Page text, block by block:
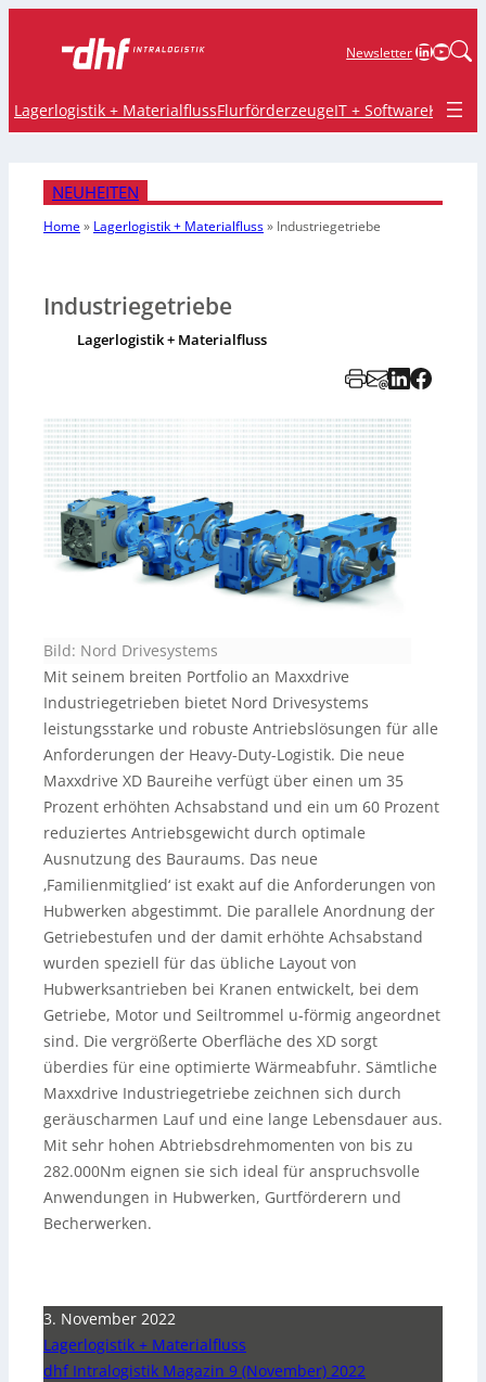
NewsletterLinkedIn
Lagerlogistik + MaterialflussFlurförderzeugeIT + SoftwareKrane
NEUHEITEN
Home» Lagerlogistik + Materialfluss» Industriegetriebe
Industriegetriebe
Lagerlogistik + Materialfluss
Bild: Nord Drivesystems
Mit seinem breiten Portfolio an Maxxdrive
Industriegetrieben bietet Nord Drivesystems
leistungsstarke und robuste Antriebslösungen für alle
Anforderungen der Heavy-Duty-Logistik. Die neue
Maxxdrive XD Baureihe verfügt über einen um 35
Prozent erhöhten Achsabstand und ein um 60 Prozent
reduziertes Antriebsgewicht durch optimale
Ausnutzung des Bauraums. Das neue
‚Familienmitglied‘ ist exakt auf die Anforderungen von
Hubwerken abgestimmt. Die parallele Anordnung der
Getriebestufen und der damit erhöhte Achsabstand
wurden speziell für das übliche Layout von
Hubwerksantrieben bei Kranen entwickelt, bei dem
Getriebe, Motor und Seiltrommel u-förmig angeordnet
sind. Die vergrößerte Oberfläche des XD sorgt
überdies für eine optimierte Wärmeabfuhr. Sämtliche
Maxxdrive Industriegetriebe zeichnen sich durch
geräuscharmen Lauf und eine lange Lebensdauer aus.
Mit sehr hohen Abtriebsdrehmomenten von bis zu
282.000Nm eignen sie sich ideal für anspruchsvolle
Anwendungen in Hubwerken, Gurtförderern und
Becherwerken.
3. November 2022
Lagerlogistik + Materialfluss
dhf Intralogistik Magazin 9 (November) 2022